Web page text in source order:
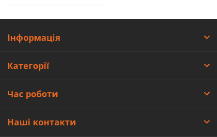
Інформація
Категорії
Час роботи
Наші контакти